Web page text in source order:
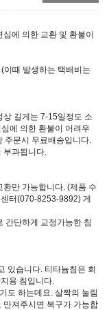
에 의한 교환 및 환불이
이때 발생하는 택배비는
길게는 7-15일정도 소
에 의한 환불이 어려우
주문시 무료배송입니다.
과됩니다.
만 가능합니다. (제품 수
터(070-8253-9892) 게
간단하게 교정가능한 침
있습니다. 티타늄침은 회
용 침입니다.
도 하는데요. 살짝의 눌림
만져주시면 복구가 가능합